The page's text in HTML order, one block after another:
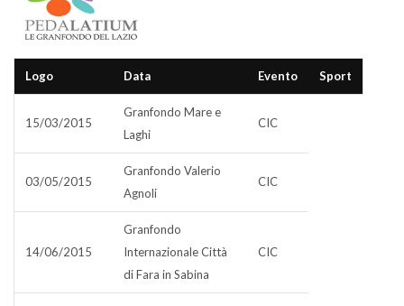
Logo Data Evento Sport
15/03/2015
Granfondo Mare e
Laghi
CIC
03/05/2015
Granfondo Valerio
Agnoli
CIC
14/06/2015
Granfondo
Internazionale Città
di Fara in Sabina
CIC